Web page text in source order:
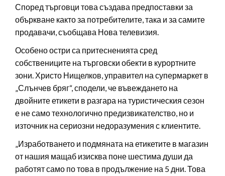
Според търговци това създава предпоставки за
объркване както за потребителите, така и за самите
продавачи, съобщава Нова телевизия.
Особено остри са притесненията сред
собствениците на търговски обекти в курортните
зони. Христо Нищелков, управител на супермаркет в
„Слънчев бряг“, сподели, че въвеждането на
двойните етикети в разгара на туристическия сезон
е не само технологично предизвикателство, но и
източник на сериозни недоразумения с клиентите.
„Изработването и подмяната на етикетите в магазин
от нашия мащаб изисква поне шестима души да
работят само по това в продължение на 5 дни. Това